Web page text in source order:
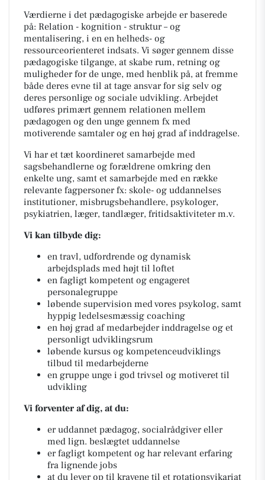
Værdierne i det pædagogiske arbejde er baserede
på: Relation - kognition - struktur – og
mentalisering, i en en helheds- og
ressourceorienteret indsats. Vi søger gennem disse
pædagogiske tilgange, at skabe rum, retning og
muligheder for de unge, med henblik på, at fremme
både deres evne til at tage ansvar for sig selv og
deres personlige og sociale udvikling. Arbejdet
udføres primært gennem relationen mellem
pædagogen og den unge gennem fx med
motiverende samtaler og en høj grad af inddragelse.
Vi har et tæt koordineret samarbejde med
sagsbehandlerne og forældrene omkring den
enkelte ung, samt et samarbejde med en række
relevante fagpersoner fx: skole- og uddannelses
institutioner, misbrugsbehandlere, psykologer,
psykiatrien, læger, tandlæger, fritidsaktiviteter m.v.
Vi kan tilbyde dig:
en travl, udfordrende og dynamisk
arbejdsplads med højt til loftet
en fagligt kompetent og engageret
personalegruppe
løbende supervision med vores psykolog, samt
hyppig ledelsesmæssig coaching
en høj grad af medarbejder inddragelse og et
personligt udviklingsrum
løbende kursus og kompetenceudviklings
tilbud til medarbejderne
en gruppe unge i god trivsel og motiveret til
udvikling
Vi forventer af dig, at du:
er uddannet pædagog, socialrådgiver eller
med lign. beslægtet uddannelse
er fagligt kompetent og har relevant erfaring
fra lignende jobs
at du lever op til kravene til et rotationsvikariat